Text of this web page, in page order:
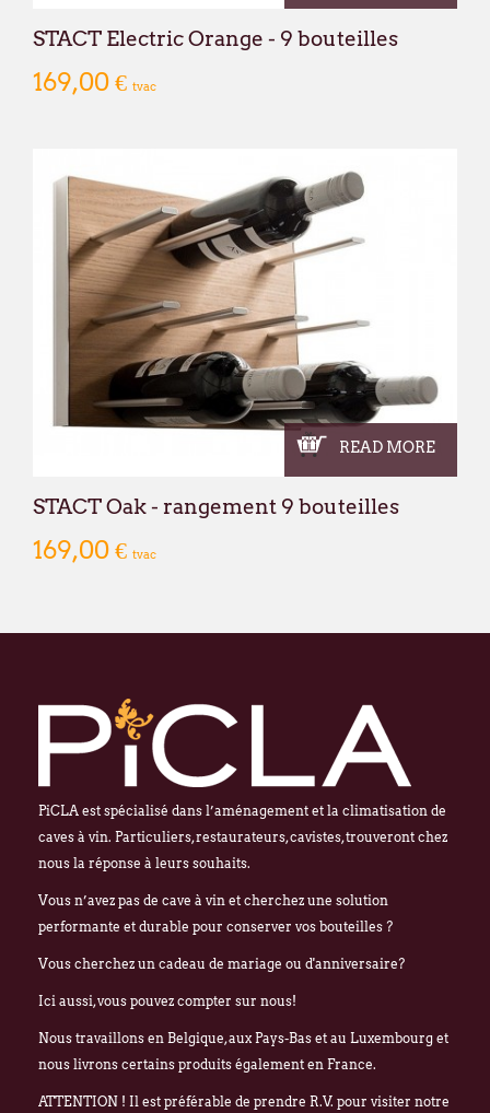
STACT Electric Orange - 9 bouteilles
169,00 € tvac
READ MORE
STACT Oak - rangement 9 bouteilles
169,00 € tvac
PiCLA est spécialisé dans l’aménagement et la climatisation de
caves à vin. Particuliers, restaurateurs, cavistes, trouveront chez
nous la réponse à leurs souhaits.
Vous n’avez pas de cave à vin et cherchez une solution
performante et durable pour conserver vos bouteilles ?
Vous cherchez un cadeau de mariage ou d'anniversaire?
Ici aussi, vous pouvez compter sur nous!
Nous travaillons en Belgique, aux Pays-Bas et au Luxembourg et
nous livrons certains produits également en France.
ATTENTION ! Il est préférable de prendre R.V. pour visiter notre